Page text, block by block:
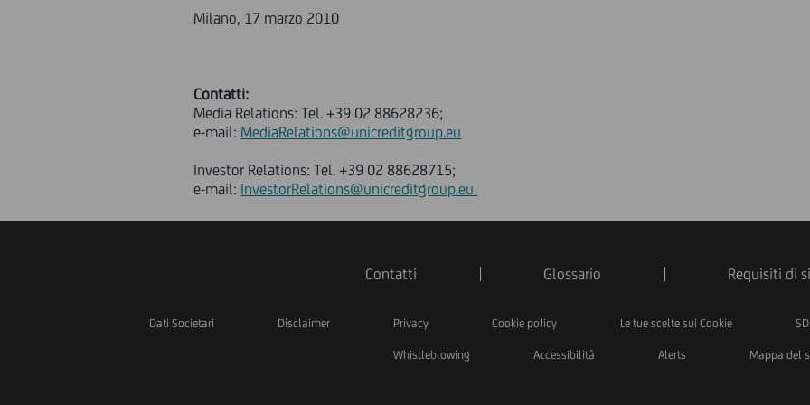
Milano, 17 marzo 2010
Contatti:
Media Relations: Tel. +39 02 88628236;
e-mail: MediaRelations@unicreditgroup.eu
Investor Relations: Tel. +39 02 88628715;
e-mail: InvestorRelations@unicreditgroup.eu
Contatti Glossario Requisiti di
Dati Societari Disclaimer Privacy Cookie policy Le tue scelte sui Cookie
Whistleblowing Accessibilità Alerts Mappa del